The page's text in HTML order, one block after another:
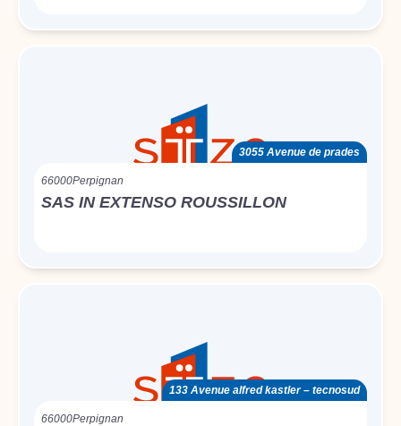
3055 Avenue de prades
66000Perpignan
SAS IN EXTENSO ROUSSILLON
133 Avenue alfred kastler – tecnosud
66000Perpignan